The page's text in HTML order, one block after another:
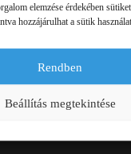
elemzése érdekében
hozzájárulhat a sütik
Rendben
Beállítás megtekintése
Alsójárás d. 1/a